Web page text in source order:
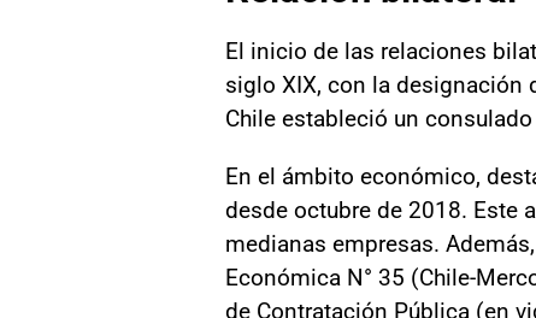
El inicio de las relaciones
siglo XIX, con la designación
Chile estableció un
En el ámbito económico,
desde octubre de 2018. Este
medianas empresas.
Económica N° 35 (Chile-
de Contratación Pública (en